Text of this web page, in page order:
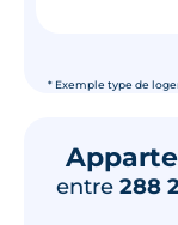
* Exemple type de
entre 288